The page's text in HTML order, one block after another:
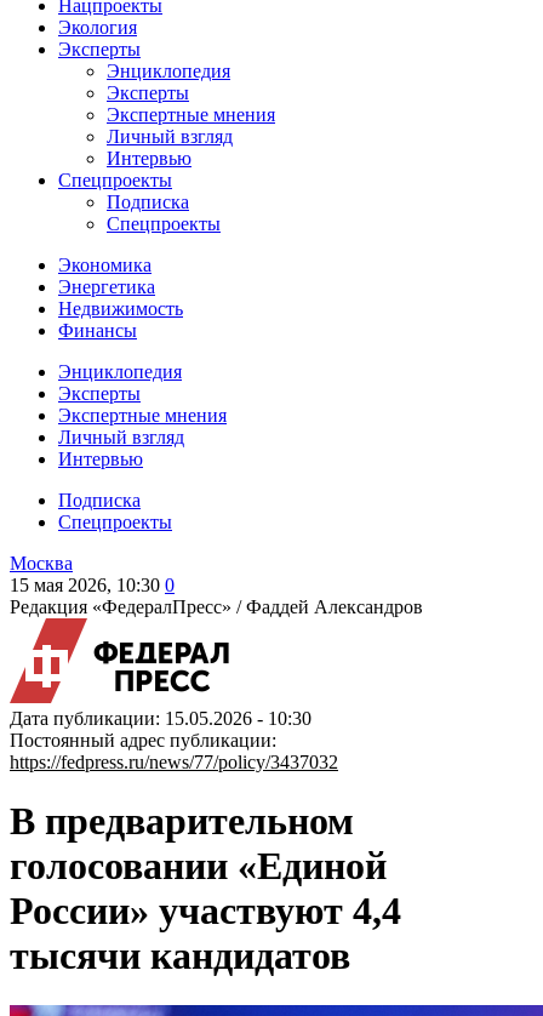
Нацпроекты
Экология
Эксперты
Энциклопедия
Эксперты
Экспертные мнения
Личный взгляд
Интервью
Спецпроекты
Подписка
Спецпроекты
Экономика
Энергетика
Недвижимость
Финансы
Энциклопедия
Эксперты
Экспертные мнения
Личный взгляд
Интервью
Подписка
Спецпроекты
Москва
15 мая 2026, 10:30 0
Редакция «ФедералПресс» /Фаддей Александров
Дата публикации: 15.05.2026 - 10:30
Постоянный адрес публикации:
https://fedpress.ru/news/77/policy/3437032
В предварительном
голосовании «Единой
России» участвуют 4,4
тысячи кандидатов